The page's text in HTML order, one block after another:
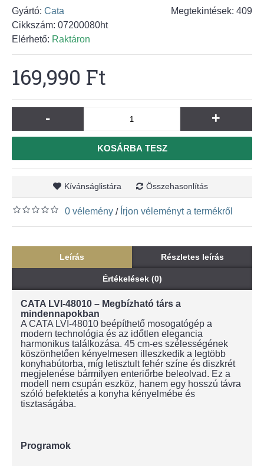
Megtekintések: 409
Gyártó: Cata
Cikkszám: 07200080ht
Elérhető: Raktáron
169,990 Ft
- +
KOSÁRBA TESZ
Kívánságlistára Összehasonlítás
0 vélemény / Írjon véleményt a termékről
Leírás Részletes leírás
Értékelések (0)
CATA LVI-48010 – Megbízható társ a
mindennapokban
A CATA LVI-48010 beépíthető mosogatógép a
modern technológia és az időtlen elegancia
harmonikus találkozása. 45 cm-es szélességének
köszönhetően kényelmesen illeszkedik a legtöbb
konyhabútorba, míg letisztult fehér színe és diszkrét
megjelenése bármilyen enteriőrbe beleolvad. Ez a
modell nem csupán eszköz, hanem egy hosszú távra
szóló befektetés a konyha kényelmébe és
tisztaságába.
Programok